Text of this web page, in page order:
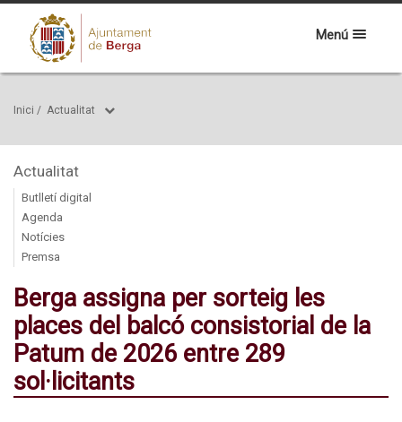
Menú
Inici / Actualitat
Actualitat
Butlletí digital
Agenda
Notícies
Premsa
Berga assigna per sorteig les
places del balcó consistorial de la
Patum de 2026 entre 289
sol·licitants